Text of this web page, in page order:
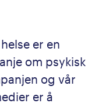
er en
om psykisk
og vår
er å